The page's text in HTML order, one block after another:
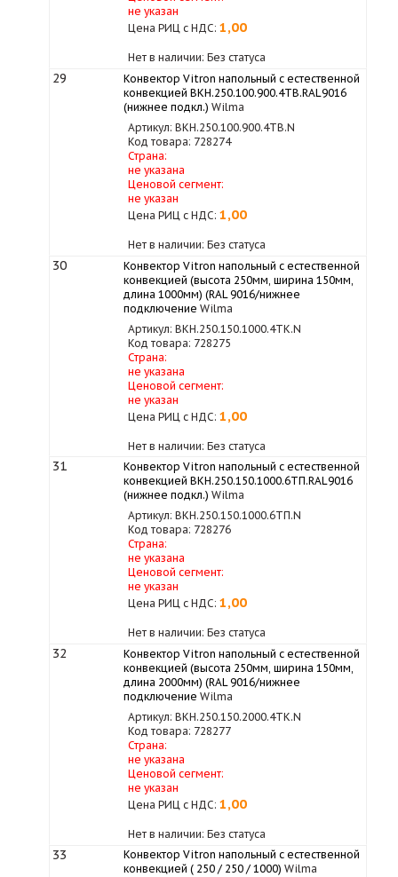
не указан
Цена РИЦ с НДС: 1,00
Нет в наличии: Без статуса
29
Конвектор Vitron напольный с естественной
конвекцией ВКН.250.100.900.4ТВ.RAL9016
(нижнее подкл.) Wilma
Артикул: ВКН.250.100.900.4ТВ.N
Код товара: 728274
Страна:
не указана
Ценовой сегмент:
не указан
Цена РИЦ с НДС: 1,00
Нет в наличии: Без статуса
30
Конвектор Vitron напольный с естественной
конвекцией (высота 250мм, ширина 150мм,
длина 1000мм) (RAL 9016/нижнее
подключение Wilma
Артикул: ВКН.250.150.1000.4ТК.N
Код товара: 728275
Страна:
не указана
Ценовой сегмент:
не указан
Цена РИЦ с НДС: 1,00
Нет в наличии: Без статуса
31
Конвектор Vitron напольный с естественной
конвекцией ВКН.250.150.1000.6ТП.RAL9016
(нижнее подкл.) Wilma
Артикул: ВКН.250.150.1000.6ТП.N
Код товара: 728276
Страна:
не указана
Ценовой сегмент:
не указан
Цена РИЦ с НДС: 1,00
Нет в наличии: Без статуса
32
Конвектор Vitron напольный с естественной
конвекцией (высота 250мм, ширина 150мм,
длина 2000мм) (RAL 9016/нижнее
подключение Wilma
Артикул: ВКН.250.150.2000.4ТК.N
Код товара: 728277
Страна:
не указана
Ценовой сегмент:
не указан
Цена РИЦ с НДС: 1,00
Нет в наличии: Без статуса
33
Конвектор Vitron напольный с естественной
конвекцией ( 250 / 250 / 1000) Wilma